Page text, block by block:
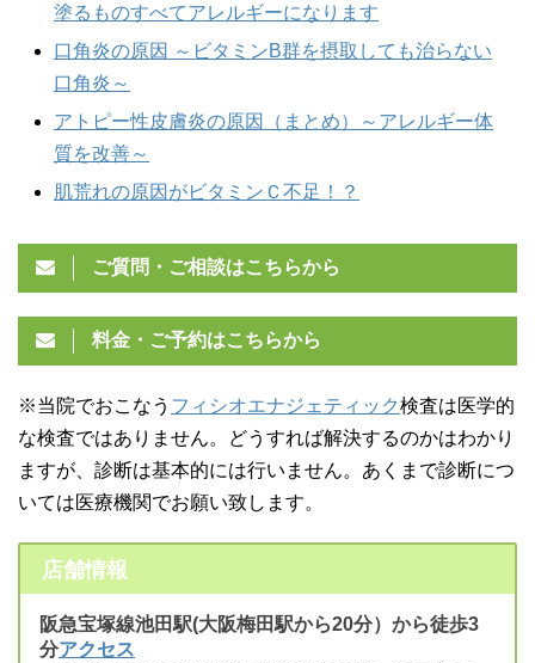
塗るものすべてアレルギーになります
口角炎の原因 ～ビタミンB群を摂取しても治らない
口角炎～
アトピー性皮膚炎の原因（まとめ）～アレルギー体
質を改善～
肌荒れの原因がビタミンＣ不足！？
ご質問・ご相談はこちらから
料金・ご予約はこちらから
※当院でおこなう フィシオエナジェティック検査は医学的
な検査ではありません。どうすれば解決するのかはわかり
ますが、診断は基本的には行いません。あくまで診断につ
いては医療機関でお願い致します。
店舗情報
阪急宝塚線池田駅(大阪梅田駅から20分）から徒歩3
分アクセス